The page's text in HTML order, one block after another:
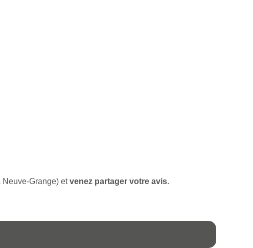
Neuve-Grange) etvenez partager votre avis.